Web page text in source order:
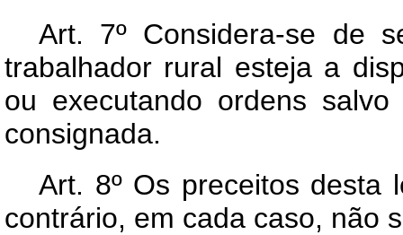
Art. 7º Considera-se de
trabalhador rural esteja a
ou executando ordens salvo
consignada.
Art. 8º Os preceitos desta
contrário, em cada caso, não